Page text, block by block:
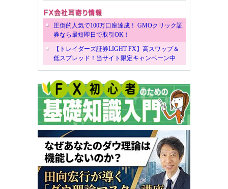
圧倒的人気で100万口座達成！ GMOクリック証
券なら最短即日で取引OK！
【トレイダーズ証券LIGHT FX】高スワップ＆
低スプレッド！当サイト限定キャンペーン中